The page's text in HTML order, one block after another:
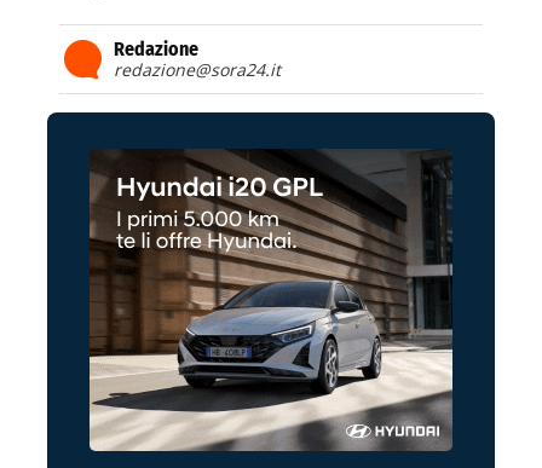
Redazione
redazione@sora24.it